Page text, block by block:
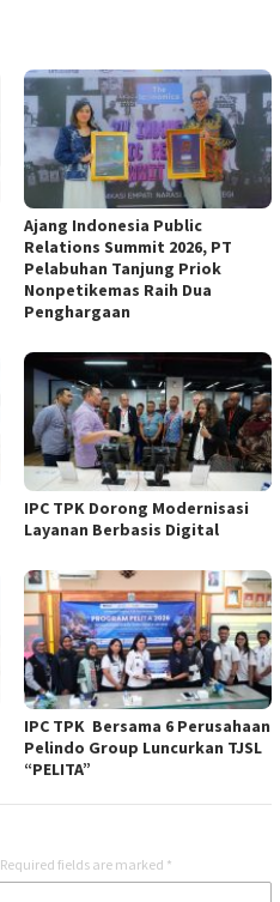
Ajang Indonesia Public
Relations Summit 2026, PT
Pelabuhan Tanjung Priok
Nonpetikemas Raih Dua
Penghargaan
IPC TPK Dorong Modernisasi
Layanan Berbasis Digital
IPC TPK Bersama 6 Perusahaan
Pelindo Group Luncurkan TJSL
“PELITA”
Required fields are marked *